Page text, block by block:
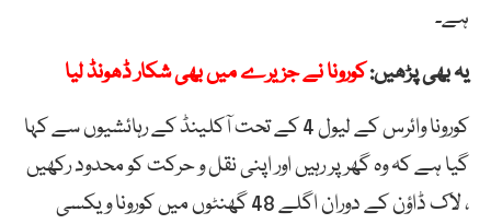
ہے۔
یہ بھی پڑھیں:کورونا نے جزیرے میں بھی شکار ڈھونڈ لیا
کورونا وائرس کے لیول 4 کے تحت آکلینڈ کے رہائشیوں سے کہا
گیا ہے کہ وہ گھر پر رہیں اور اپنی نقل و حرکت کو محدود رکھیں
، لاک ڈاؤن کے دوران اگلے 48 گھنٹوں میں کورونا ویکسی